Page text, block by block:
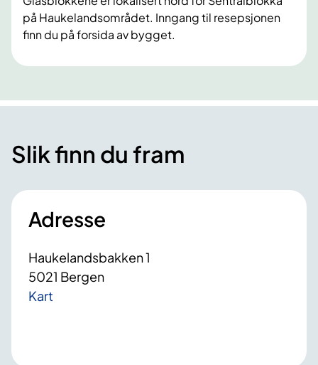
på Haukelandsområdet. Inngang til resepsjonen
finn du på forsida av bygget.
Slik finn du fram
Adresse
Haukelandsbakken 1
5021 Bergen
Kart